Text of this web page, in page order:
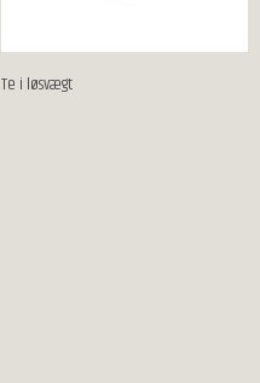
Te i løsvægt